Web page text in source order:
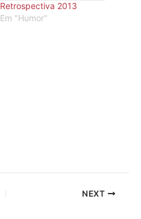
Retrospectiva 2013
Em "Humor"
NEXT